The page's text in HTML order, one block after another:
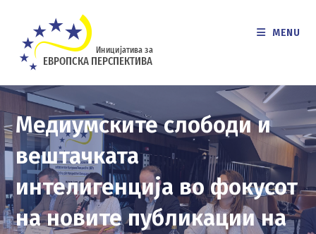
content
MENU
Медиумските слободи и
вештачката
интелигенција во фокусот
на новите публикации на